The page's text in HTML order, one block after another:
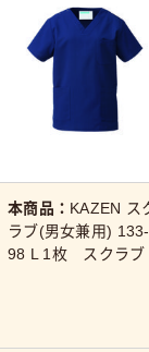
本商品： KAZEN ス
ラブ(男女兼用) 133-
98 L 1枚 スクラブ